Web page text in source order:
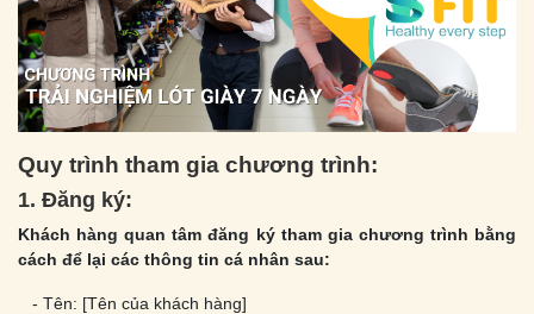
Quy trình tham gia chương trình:
1. Đăng ký:
Khách hàng quan tâm đăng ký tham gia chương trình bằng
cách để lại các thông tin cá nhân sau:
- Tên: [Tên của khách hàng]